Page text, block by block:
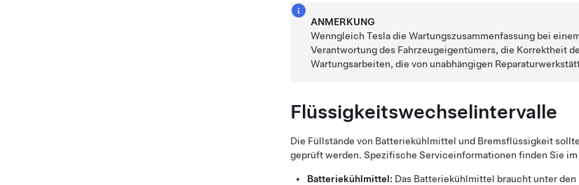
ANMERKUNG
Wenngleich Tesla die Wartungszusammenfassung bei
Verantwortung des Fahrzeugeigentümers, die Korrektheit
Wartungsarbeiten, die von unabhängigen
Flüssigkeitswechselintervalle
Die Füllstände von Batteriekühlmittel und Bremsflüssigkeit
geprüft werden. Spezifische Serviceinformationen finden Sie
Batteriekühlmittel: Das Batteriekühlmittel braucht unter